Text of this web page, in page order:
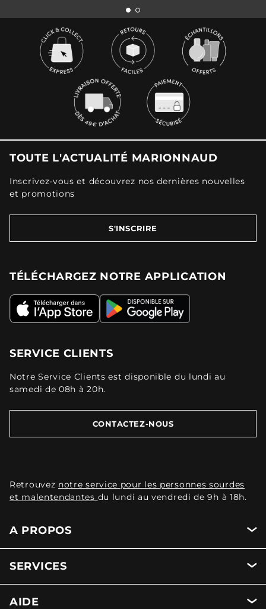
TOUTE L'ACTUALITÉ MARIONNAUD
Inscrivez-vous et découvrez nos dernières nouvelles
et promotions
S'INSCRIRE
TÉLÉCHARGEZ NOTRE APPLICATION
SERVICE CLIENTS
Notre Service Clients est disponible du lundi au
samedi de 08h à 20h.
CONTACTEZ-NOUS
Retrouvez notre service pour les personnes sourdes
et malentendantes du lundi au vendredi de 9h à 18h.
A PROPOS
SERVICES
AIDE